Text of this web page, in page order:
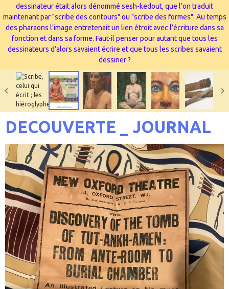
dessinateur était alors dénommé sesh-kedout, que l’on traduit
maintenant par "scribe des contours" ou "scribe des formes". Au temps
des pharaons l’image entretenait un lien étroit avec l’écriture dans sa
fonction et dans sa forme. Faut-il penser pour autant que tous les
dessinateurs d’alors savaient écrire et que tous les scribes savaient
dessiner ?
DECOUVERTE _ JOURNAL